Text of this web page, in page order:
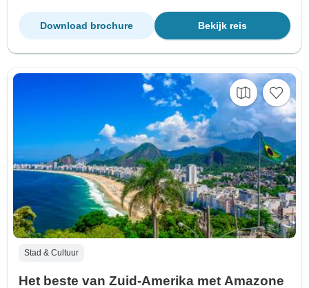
Bekijk reis
Download brochure
Stad & Cultuur
Het beste van Zuid-Amerika met Amazone